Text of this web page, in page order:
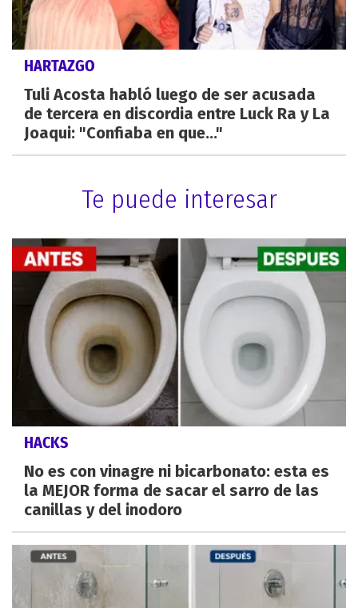
HARTAZGO
Tuli Acosta habló luego de ser acusada
de tercera en discordia entre Luck Ra y La
Joaqui: "Confiaba en que..."
Te puede interesar
HACKS
No es con vinagre ni bicarbonato: esta es
la MEJOR forma de sacar el sarro de las
canillas y del inodoro